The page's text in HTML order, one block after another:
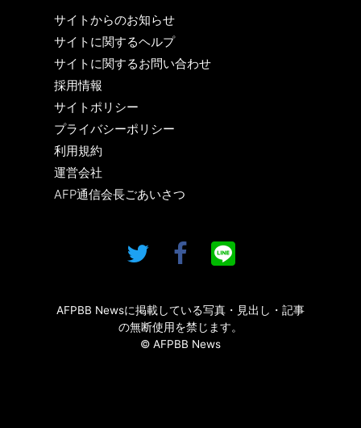
サイトからのお知らせ
サイトに関するヘルプ
サイトに関するお問い合わせ
採用情報
サイトポリシー
プライバシーポリシー
利用規約
運営会社
AFP通信会長ごあいさつ
AFPBB Newsに掲載している写真・見出し・記事
の無断使用を禁じます。
© AFPBB News